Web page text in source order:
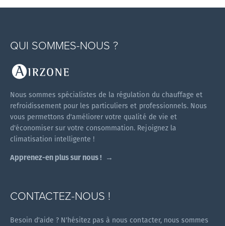
QUI SOMMES-NOUS ?
Nous sommes spécialistes de la régulation du chauffage et
refroidissement pour les particuliers et professionnels. Nous
vous permettons d'améliorer votre qualité de vie et
d'économiser sur votre consommation. Rejoignez la
climatisation intelligente !
Apprenez-en plus sur nous !
CONTACTEZ-NOUS !
Besoin d'aide ? N'hésitez pas à nous contacter, nous sommes